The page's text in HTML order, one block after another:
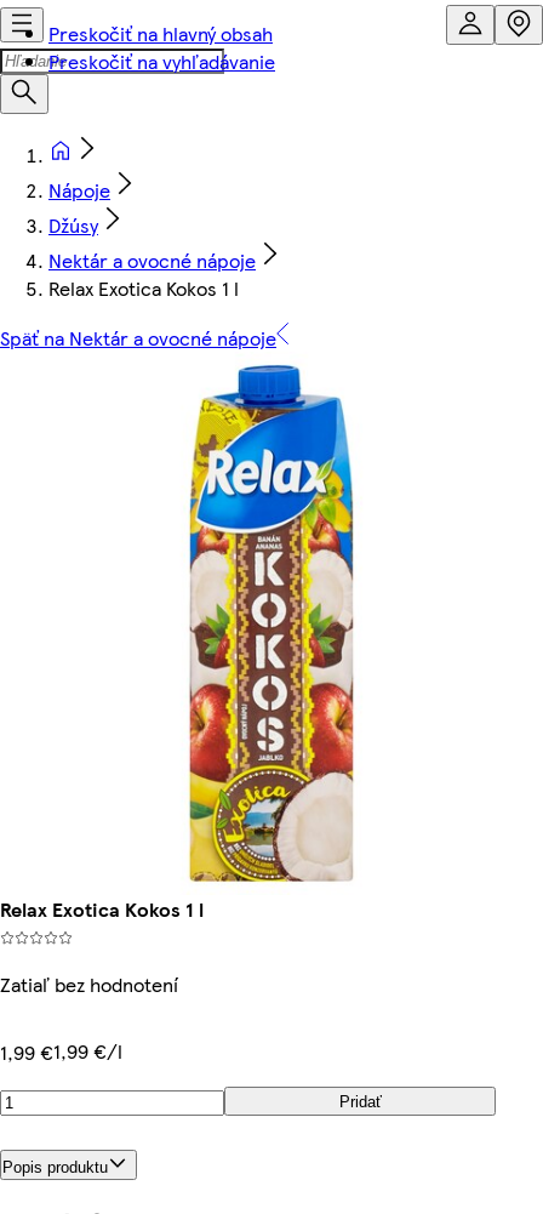
Preskočiť na hlavný obsah
Preskočiť na vyhľadávanie
Nápoje
Džúsy
Nektár a ovocné nápoje
Relax Exotica Kokos 1 l
Späť na Nektár a ovocné nápoje
Relax Exotica Kokos 1 l
Zatiaľ bez hodnotení
1,99 €1,99 €/l
Pridať
Popis produktu